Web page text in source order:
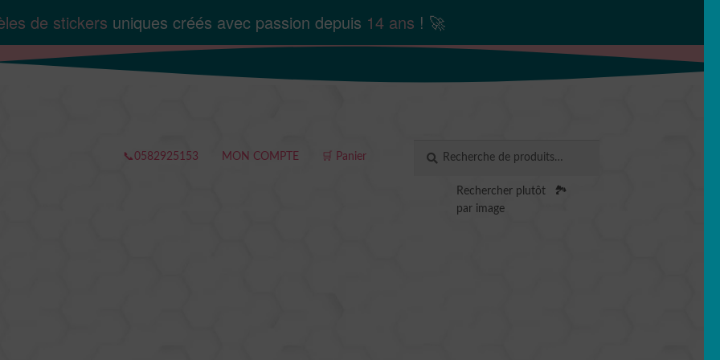
de stickers uniques créés avec passion depuis 14 ans ! 🚀
📞0582925153 MON COMPTE 🛒 Panier
pour :
RECHERCHE
Rechercher plutôt
par image
🏞️